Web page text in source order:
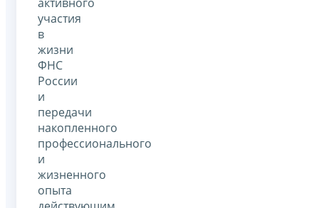
участия
в
жизни
ФНС
России
и
передачи
накопленного
профессионального
и
жизненного
опыта